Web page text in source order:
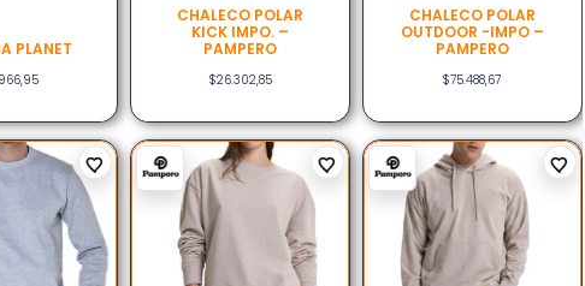
PLANET
CHALECO POLAR
KICK IMPO. –
PAMPERO
$26.302,85
CHALECO POLAR
OUTDOOR -IMPO –
PAMPERO
$75.488,67